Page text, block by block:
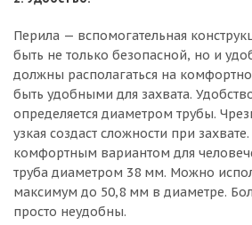
Перила — вспомогательная
быть не только безопасной, но и
должны располагаться на
быть удобными для захвата.
определяется диаметром трубы.
узкая создаст сложности при
комфортным вариантом для
труба диаметром 38 мм. Можно
максимум до 50,8 мм в диаметре.
просто неудобны.